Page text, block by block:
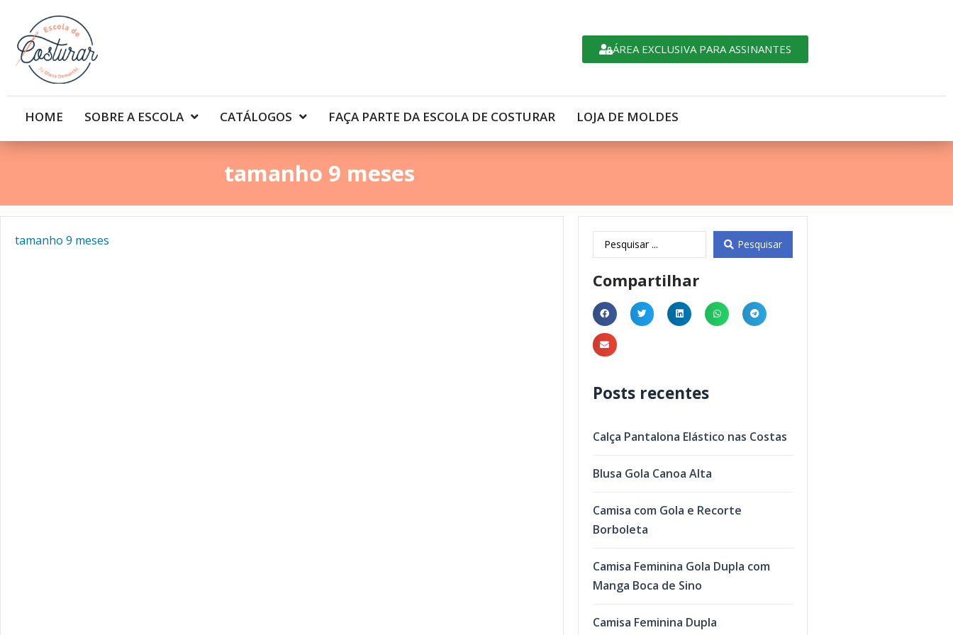
ÁREA EXCLUSIVA PARA ASSINANTES
HOME SOBRE A ESCOLA CATÁLOGOS FAÇA PARTE DA ESCOLA DE COSTURAR LOJA DE MOLDES
tamanho 9 meses
tamanho 9 meses Pesquisar
Compartilhar
Posts recentes
Calça Pantalona Elástico nas Costas
Blusa Gola Canoa Alta
Camisa com Gola e Recorte
Borboleta
Camisa Feminina Gola Dupla com
Manga Boca de Sino
Camisa Feminina Dupla